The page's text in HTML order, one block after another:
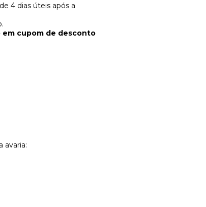
4 dias úteis após a
cupom de desconto
avaria: